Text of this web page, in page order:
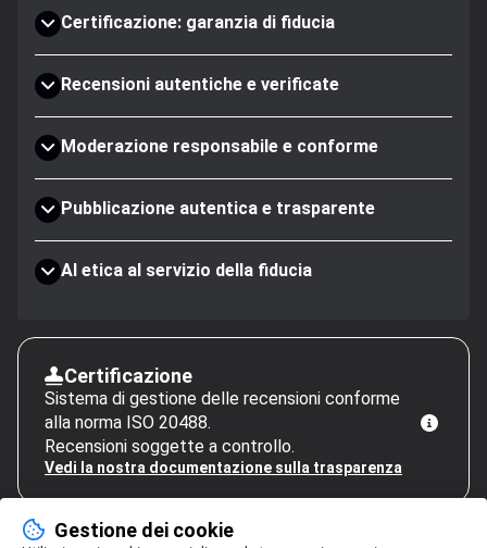
Certificazione: garanzia di fiducia
Recensioni autentiche e verificate
Moderazione responsabile e conforme
Pubblicazione autentica e trasparente
AI etica al servizio della fiducia
Certificazione
Sistema di gestione delle recensioni conforme
alla norma ISO 20488.
Recensioni soggette a controllo.
Vedi la nostra documentazione sulla trasparenza
Gestione dei cookie